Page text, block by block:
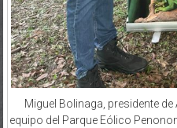
Miguel Bolinaga, presidente
equipo del Parque Eólico